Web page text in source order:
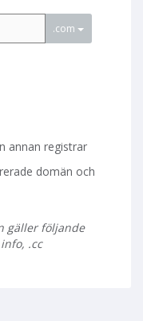
.com
annan registrar
domän och
gäller följande
.cc